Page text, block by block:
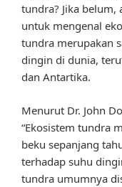
tundra? Jika
untuk mengenal
tundra merupakan
dingin di dunia,
dan Antartika.
Menurut Dr. John
“Ekosistem tundra
beku sepanjang
terhadap suhu
tundra umumnya